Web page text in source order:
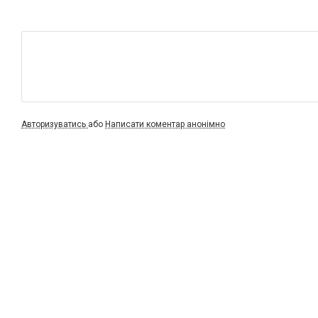
Авторизуватись або Написати коментар анонімно